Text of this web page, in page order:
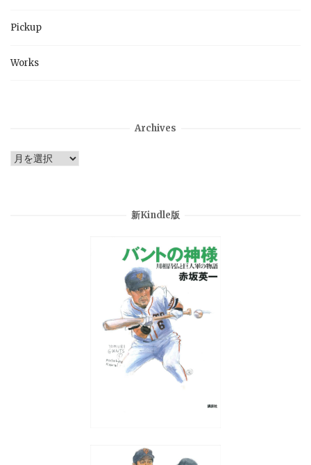
Pickup
Works
Archives
Archives
新Kindle版